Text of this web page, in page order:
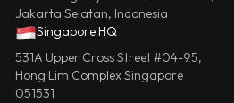
Jakarta Selatan, Indonesia
Singapore HQ
531A Upper Cross Street #04-95,
Hong Lim Complex Singapore
051531